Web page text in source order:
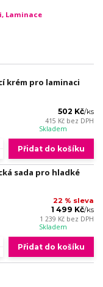
Laminace
krém pro laminaci
502 Kč/ks
415 Kč bez DPH
Skladem
Přidat do košíku
sada pro hladké
22 % sleva
1 499 Kč/ks
1 239 Kč bez DPH
Skladem
Přidat do košíku